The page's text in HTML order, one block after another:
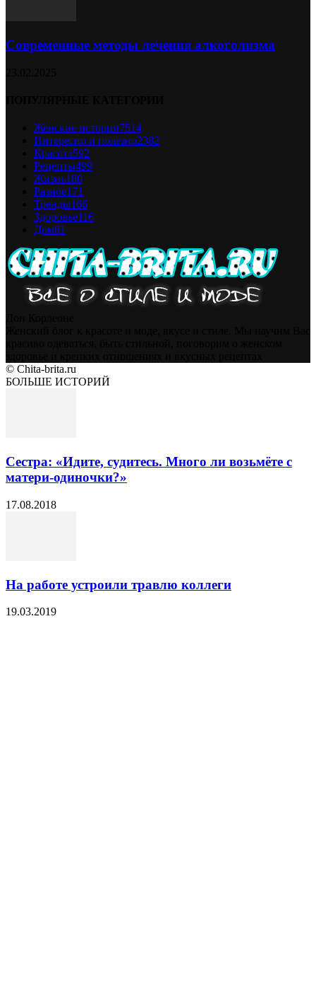
Современные методы лечения алкоголизма
Женские истории7514
Интересно и полезно2382
Красота592
Рецепты499
Жизнь180
Разное171
Тренды166
Здоровье116
Дом81
© Chita-brita.ru
БОЛЬШЕ ИСТОРИЙ
Сестра: «Идите, судитесь. Много ли возьмёте с
матери-одиночки?»
17.08.2018
На работе устроили травлю коллеги
19.03.2019